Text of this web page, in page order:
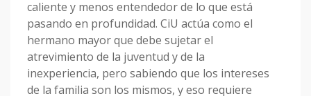
caliente y menos entendedor de lo que está
pasando en profundidad. CiU actúa como el
hermano mayor que debe sujetar el
atrevimiento de la juventud y de la
inexperiencia, pero sabiendo que los intereses
de la familia son los mismos, y eso requiere